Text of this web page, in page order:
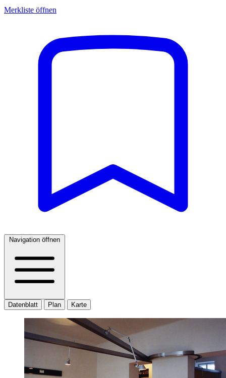
Merkliste öffnen
Navigation öffnen
Datenblatt Plan Karte